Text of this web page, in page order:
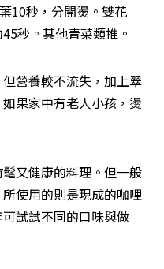
10秒，分開燙。雙花
秒。其他青菜類推。
營養較不流失，加上翠
果家中有老人小孩，燙
又健康的料理。但一般
使用的則是現成的咖哩
試試不同的口味與做